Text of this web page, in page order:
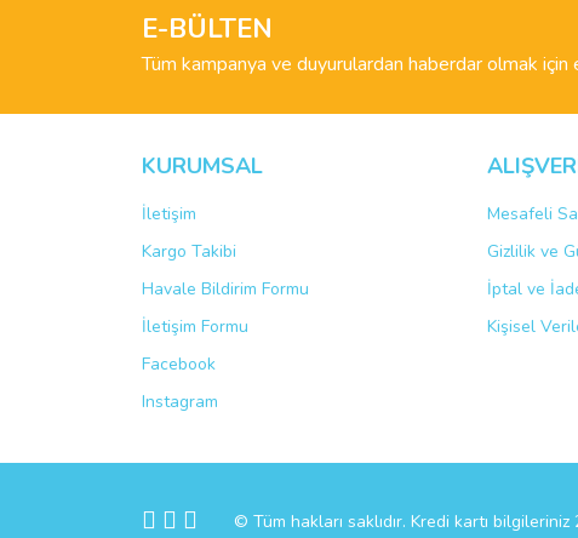
Bu ürüne benzer farklı alternatifler olmalı.
E-BÜLTEN
Tüm kampanya ve duyurulardan haberdar olmak
KURUMSAL
İletişim
Kargo Takibi
Havale Bildirim Formu
İletişim Formu
Facebook
Instagram
Mesafeli
Gizlilik ve
İptal ve
Kişisel
© Tüm hakları saklıdır. Kredi kartı